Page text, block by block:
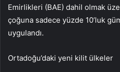
Emirlikleri (BAE) dahil olmak
çoğuna sadece yüzde 10’luk
uygulandı.
Ortadoğu’daki yeni kilit ülkeler